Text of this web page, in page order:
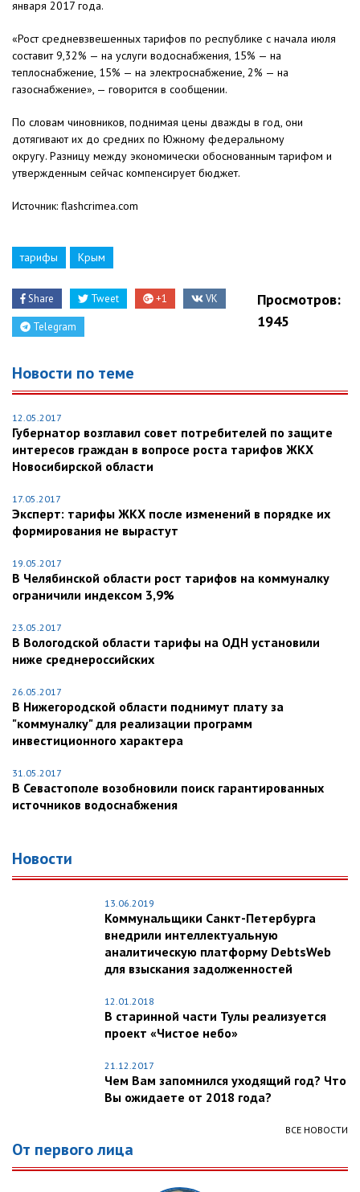
января 2017 года.
«Рост средневзвешенных тарифов по республике с начала июля
составит 9,32% — на услуги водоснабжения, 15% — на
теплоснабжение, 15% — на электроснабжение, 2% — на
газоснабжение», — говорится в сообщении.
По словам чиновников, поднимая цены дважды в год, они
дотягивают их до средних по Южному федеральному
округу. Разницу между экономически обоснованным тарифом и
утвержденным сейчас компенсирует бюджет.
Источник: flashcrimea.com
тарифы Крым
Share Tweet +1 VK
Telegram
Просмотров:
1945
Новости по теме
12.05.2017
Губернатор возглавил совет потребителей по защите
интересов граждан в вопросе роста тарифов ЖКХ
Новосибирской области
17.05.2017
Эксперт: тарифы ЖКХ после изменений в порядке их
формирования не вырастут
19.05.2017
В Челябинской области рост тарифов на коммуналку
ограничили индексом 3,9%
23.05.2017
В Вологодской области тарифы на ОДН установили
ниже среднероссийских
26.05.2017
В Нижегородской области поднимут плату за
"коммуналку" для реализации программ
инвестиционного характера
31.05.2017
В Севастополе возобновили поиск гарантированных
источников водоснабжения
Новости
13.06.2019
Коммунальщики Санкт-Петербурга
внедрили интеллектуальную
аналитическую платформу DebtsWeb
для взыскания задолженностей
12.01.2018
В старинной части Тулы реализуется
проект «Чистое небо»
21.12.2017
Чем Вам запомнился уходящий год? Что
Вы ожидаете от 2018 года?
ВСЕ НОВОСТИ
От первого лица